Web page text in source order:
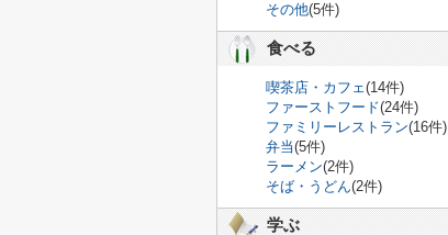
その他(5件)
食べる
喫茶店・カフェ(14件)
ファーストフード(24件)
ファミリーレストラン(16件)
弁当(5件)
ラーメン(2件)
そば・うどん(2件)
学ぶ